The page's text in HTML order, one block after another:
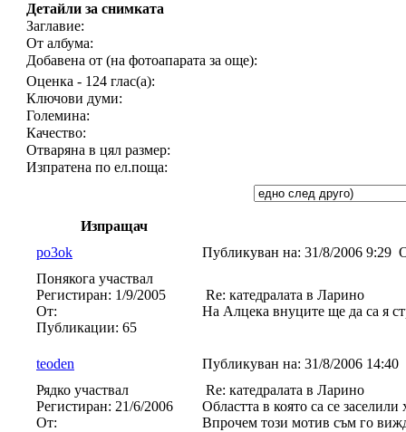
Детайли за снимката
Заглавие:
От албума:
Добавена от (на фотоапарата за още):
Оценка - 124 глас(а):
Ключови думи:
Големина:
Качество:
Отваряна в цял размер:
Изпратена по ел.поща:
Изпращач
po3ok
Публикуван на: 31/8/2006 9:29
Понякога участвал
Регистиран: 1/9/2005
От:
Публикации: 65
Re: катедралата в Ларино
На Алцека внуците ще да са я
teoden Публикуван на: 31/8/2006 14:40
Рядко участвал
Регистиран: 21/6/2006
От:
Re: катедралата в Ларино
Областта в която са се
Впрочем този мотив съм го